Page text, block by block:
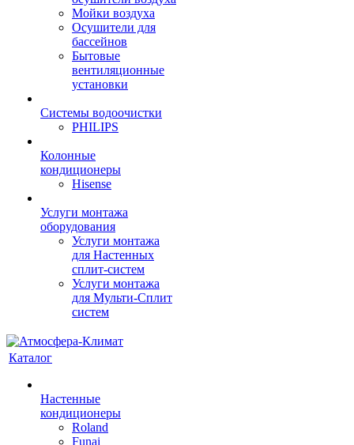
Мойки воздуха
Осушители для
бассейнов
Бытовые
вентиляционные
установки
Системы водоочистки
PHILIPS
Колонные
кондиционеры
Hisense
Услуги монтажа
оборудования
Услуги монтажа
для Настенных
сплит-систем
Услуги монтажа
для Мульти-Сплит
систем
Каталог
Настенные
кондиционеры
Roland
Funai